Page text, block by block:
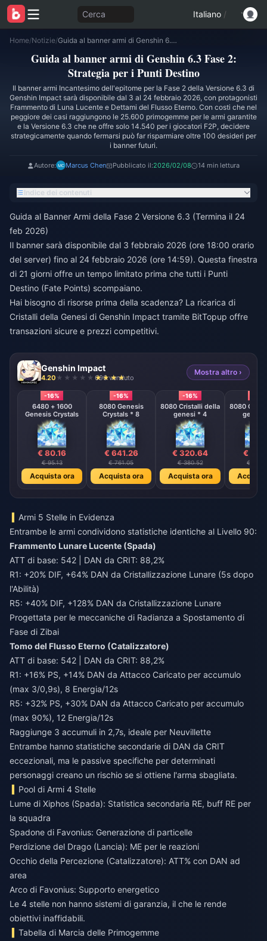
Cerca Italiano /
Home/Notizie/ Guida al banner armi di Genshin 6.3 Fase 2: Strategia per i Punti Destino
Guida al banner armi di Genshin 6.3 Fase 2:
Strategia per i Punti Destino
Il banner armi Incantesimo dell'epitome per la Fase 2 della Versione 6.3 di
Genshin Impact sarà disponibile dal 3 al 24 febbraio 2026, con protagonisti
Frammento di Luna Lucente e Dettami del Flusso Eterno. Con costi che nel
peggiore dei casi raggiungono le 25.600 primogemme per le armi garantite
e la Versione 6.3 che ne offre solo 14.540 per i giocatori F2P, decidere
strategicamente quando fermarsi può far risparmiare oltre 100 desideri per
i banner futuri.
Autore: Marcus Chen Pubblicato il:2026/02/08 14 min lettura
Indice dei contenuti
Guida al Banner Armi della Fase 2 Versione 6.3 (Termina il 24
feb 2026)
Il banner sarà disponibile dal 3 febbraio 2026 (ore 18:00 orario
del server) fino al 24 febbraio 2026 (ore 14:59). Questa finestra
di 21 giorni offre un tempo limitato prima che tutti i Punti
Destino (Fate Points) scompaiano.
Hai bisogno di risorse prima della scadenza? La ricarica di
Cristalli della Genesi di Genshin Impact tramite BitTopup offre
transazioni sicure e prezzi competitivi.
Genshin Impact
4.20 696 venduto
Mostra altro ›
-16%
6480 + 1600
Genesis Crystals
€ 80.16
€ 95.13
Acquista ora
-16%
8080 Genesis
Crystals * 8
€ 641.26
€ 761.05
Acquista ora
-16%
8080 Cristalli della
genesi * 4
€ 320.64
€ 380.52
Acquista ora
8080
genesi
€
€
Armi 5 Stelle in Evidenza
Entrambe le armi condividono statistiche identiche al Livello 90:
Frammento Lunare Lucente (Spada)
ATT di base: 542 | DAN da CRIT: 88,2%
R1: +20% DIF, +64% DAN da Cristallizzazione Lunare (5s dopo
l'Abilità)
R5: +40% DIF, +128% DAN da Cristallizzazione Lunare
Progettata per le meccaniche di Radianza a Spostamento di
Fase di Zibai
Tomo del Flusso Eterno (Catalizzatore)
ATT di base: 542 | DAN da CRIT: 88,2%
R1: +16% PS, +14% DAN da Attacco Caricato per accumulo
(max 3/0,9s), 8 Energia/12s
R5: +32% PS, +30% DAN da Attacco Caricato per accumulo
(max 90%), 12 Energia/12s
Raggiunge 3 accumuli in 2,7s, ideale per Neuvillette
Entrambe hanno statistiche secondarie di DAN da CRIT
eccezionali, ma le passive specifiche per determinati
personaggi creano un rischio se si ottiene l'arma sbagliata.
Pool di Armi 4 Stelle
Lume di Xiphos (Spada): Statistica secondaria RE, buff RE per
la squadra
Spadone di Favonius: Generazione di particelle
Perdizione del Drago (Lancia): ME per le reazioni
Occhio della Percezione (Catalizzatore): ATT% con DAN ad
area
Arco di Favonius: Supporto energetico
Le 4 stelle non hanno sistemi di garanzia, il che le rende
obiettivi inaffidabili.
Tabella di Marcia delle Primogemme